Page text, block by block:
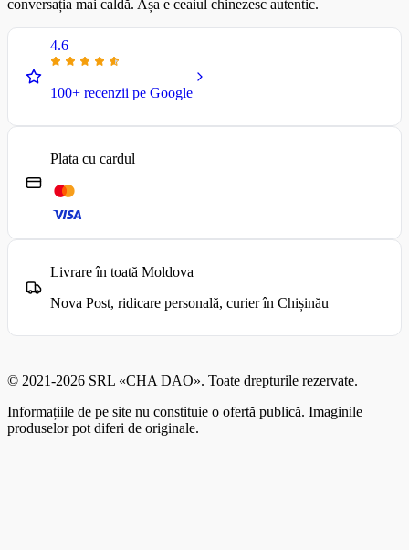
conversația mai caldă. Așa e ceaiul chinezesc autentic.
4.6
100+ recenzii pe Google
Plata cu cardul
Livrare în toată Moldova
Nova Post, ridicare personală, curier în Chișinău
© 2021-2026 SRL «CHA DAO». Toate drepturile rezervate.
Informațiile de pe site nu constituie o ofertă publică. Imaginile
produselor pot diferi de originale.